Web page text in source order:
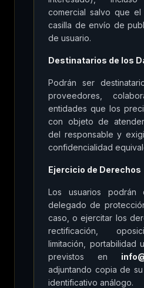
comercial salvo que el
casilla de envío de
de usuario.
Destinatarios de los
Podrán ser
proveedores,
entidades que los
con objeto de
del responsable y
confidencialidad
Ejercicio de Derechos
Los usuarios podrán
delegado de
caso, o ejercitar los
rectificación,
limitación, portabilidad
previstos en
adjuntando copia de
identificativo análogo.